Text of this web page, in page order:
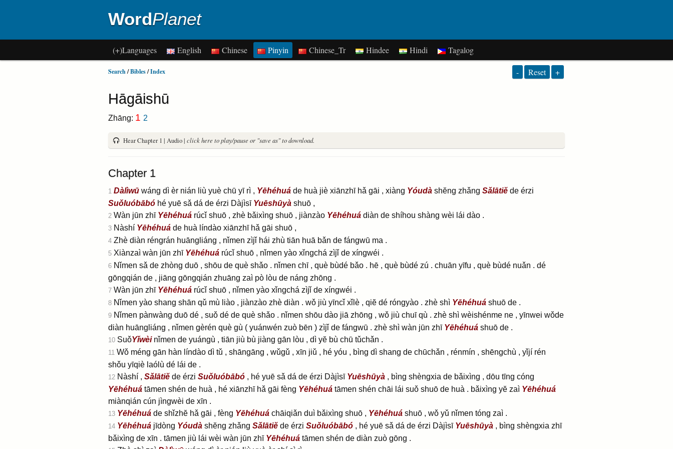
WordPlanet
(+)Languages English Chinese Pinyin Chinese_Tr Hindee Hindi Tagalog
Search/Bibles/Index - Reset +
Hāgāishū
Zhāng: 1 2
Hear Chapter 1 | Audio | click here to play/pause or "save as" to download.
Chapter 1
1 Dàlìwū wáng dì èr nián liù yuè chū yī rì , Yēhéhuá de huà jiè xiānzhī hǎ gāi , xiàng Yóudà shĕng zhǎng Sǎlātiĕ de érzi
Suǒluóbābó hé yuē sǎ dá de érzi Dàjìsī Yuēshūyà shuō ,
2 Wàn jūn zhī Yēhéhuá rúcǐ shuō , zhè bǎixìng shuō , jiànzào Yēhéhuá diàn de shíhou shàng wèi lái dào .
3 Nàshí Yēhéhuá de huà líndào xiānzhī hǎ gāi shuō ,
4 Zhè diàn réngrán huāngliáng , nǐmen zìjǐ hái zhù tiān huā bǎn de fángwū ma .
5 Xiànzaì wàn jūn zhī Yēhéhuá rúcǐ shuō , nǐmen yào xǐngchá zìjǐ de xíngwéi .
6 Nǐmen sǎ de zhòng duō , shōu de què shǎo . nǐmen chī , què bùdé bǎo . hē , què bùdé zú . chuān yīfu , què bùdé nuǎn . dé
gōngqián de , jiāng gōngqián zhuāng zaì pò lòu de náng zhōng .
7 Wàn jūn zhī Yēhéhuá rúcǐ shuō , nǐmen yào xǐngchá zìjǐ de xíngwéi .
8 Nǐmen yào shang shān qǔ mù liào , jiànzào zhè diàn . wǒ jiù yīncǐ xǐlè , qiĕ dé róngyào . zhè shì Yēhéhuá shuō de .
9 Nǐmen pànwàng duō dé , suǒ dé de què shǎo . nǐmen shōu dào jiā zhōng , wǒ jiù chuī qù . zhè shì wèishénme ne , yīnwei wǒde
diàn huāngliáng , nǐmen gèrén què gù ( yuánwén zuò bēn ) zìjǐ de fángwū . zhè shì wàn jūn zhī Yēhéhuá shuō de .
10 SuǒYǐwèinǐmen de yuángù , tiān jiù bù jiàng gān lòu , dì yĕ bù chū tǔchǎn .
11 Wǒ méng gān hàn líndào dì tǔ , shāngāng , wǔgǔ , xīn jiǔ , hé yóu , bìng dì shang de chūchǎn , rénmín , shēngchù , yǐjí rén
shǒu yīqiè laólù dé lái de .
12 Nàshí , Sǎlātiĕ de érzi Suǒluóbābó , hé yuē sǎ dá de érzi Dàjìsī Yuēshūyà , bìng shèngxia de bǎixìng , dōu tīng cóng
Yēhéhuá tāmen shén de huà , hé xiānzhī hǎ gāi fèng Yēhéhuá tāmen shén chāi lái suǒ shuō de huà . bǎixìng yĕ zaì Yēhéhuá
miànqián cún jìngwèi de xīn .
13 Yēhéhuá de shǐzhĕ hǎ gāi , fèng Yēhéhuá chāiqiǎn duì bǎixìng shuō , Yēhéhuá shuō , wǒ yǔ nǐmen tóng zaì .
14 Yēhéhuá jīdòng Yóudà shĕng zhǎng Sǎlātiĕ de érzi Suǒluóbābó , hé yuē sǎ dá de érzi Dàjìsī Yuēshūyà , bìng shèngxia zhī
bǎixìng de xīn . tāmen jiù lái wèi wàn jūn zhī Yēhéhuá tāmen shén de diàn zuò gōng .